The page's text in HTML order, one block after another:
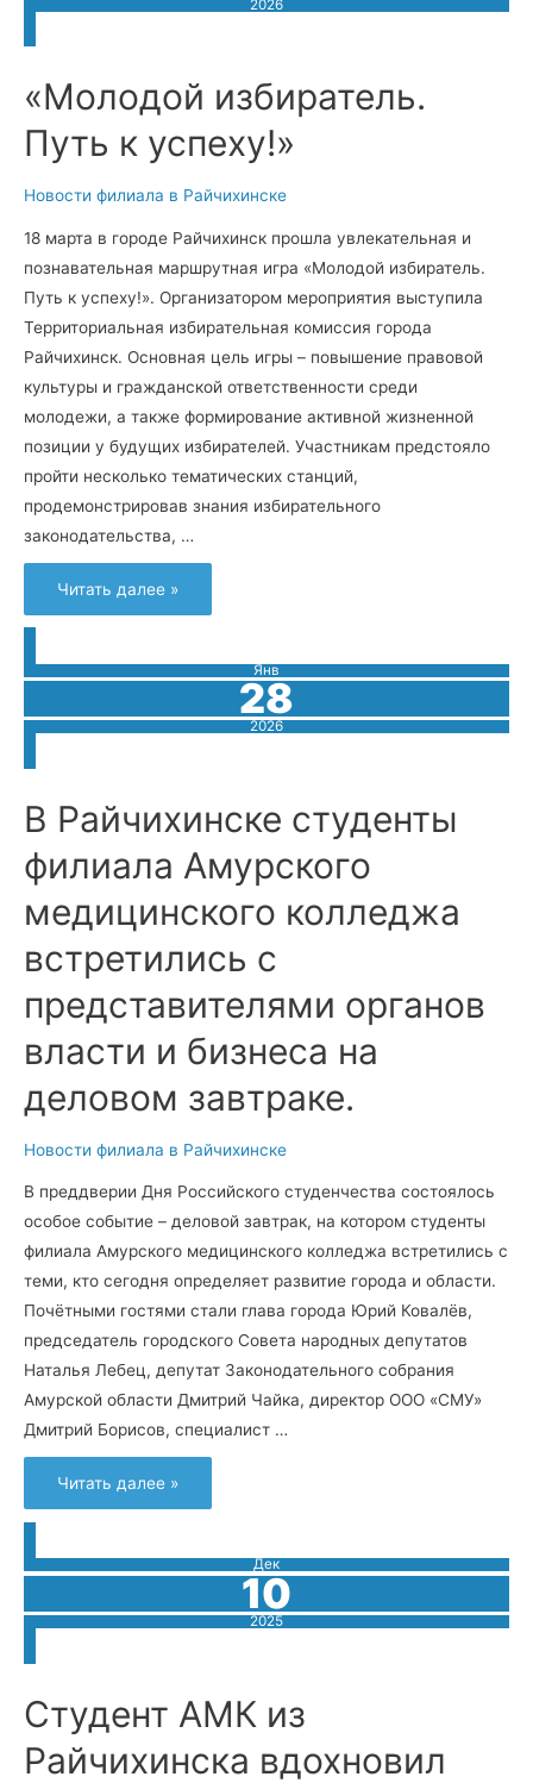
2026
«Молодой избиратель.
Путь к успеху!»
Новости филиала в Райчихинске
18 марта в городе Райчихинск прошла увлекательная и
познавательная маршрутная игра «Молодой избиратель.
Путь к успеху!». Организатором мероприятия выступила
Территориальная избирательная комиссия города
Райчихинск. Основная цель игры – повышение правовой
культуры и гражданской ответственности среди
молодежи, а также формирование активной жизненной
позиции у будущих избирателей. Участникам предстояло
пройти несколько тематических станций,
продемонстрировав знания избирательного
законодательства, …
«Молодой
избиратель.
Путь
Читать далее »
Янв
28
2026
В Райчихинске студенты
филиала Амурского
медицинского колледжа
встретились с
представителями органов
власти и бизнеса на
деловом завтраке.
Новости филиала в Райчихинске
В преддверии Дня Российского студенчества состоялось
особое событие – деловой завтрак, на котором студенты
филиала Амурского медицинского колледжа встретились с
теми, кто сегодня определяет развитие города и области.
Почётными гостями стали глава города Юрий Ковалёв,
председатель городского Совета народных депутатов
Наталья Лебец, депутат Законодательного собрания
Амурской области Дмитрий Чайка, директор ООО «СМУ»
Дмитрий Борисов, специалист …
В
Райчихинске
студенты
колледжа
представителями
органов
деловом
завтраке.
Читать далее »
Дек
10
2025
Студент АМК из
Райчихинска вдохновил